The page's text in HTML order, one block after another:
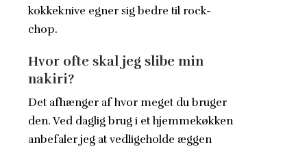
kokkeknive egner sig bedre til rock-
chop.
Hvor ofte skal jeg slibe min
nakiri?
Det afhænger af hvor meget du bruger
den. Ved daglig brug i et hjemmekøkken
anbefaler jeg at vedligeholde æggen